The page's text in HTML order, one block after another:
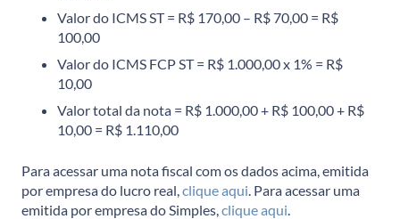
Valor do ICMS ST = R$ 170,00 – R$ 70,00 = R$
100,00
Valor do ICMS FCP ST = R$ 1.000,00 x 1% = R$
10,00
Valor total da nota = R$ 1.000,00 + R$ 100,00 + R$
10,00 = R$ 1.110,00
Para acessar uma nota fiscal com os dados acima, emitida
por empresa do lucro real, clique aqui . Para acessar uma
emitida por empresa do Simples, clique aqui